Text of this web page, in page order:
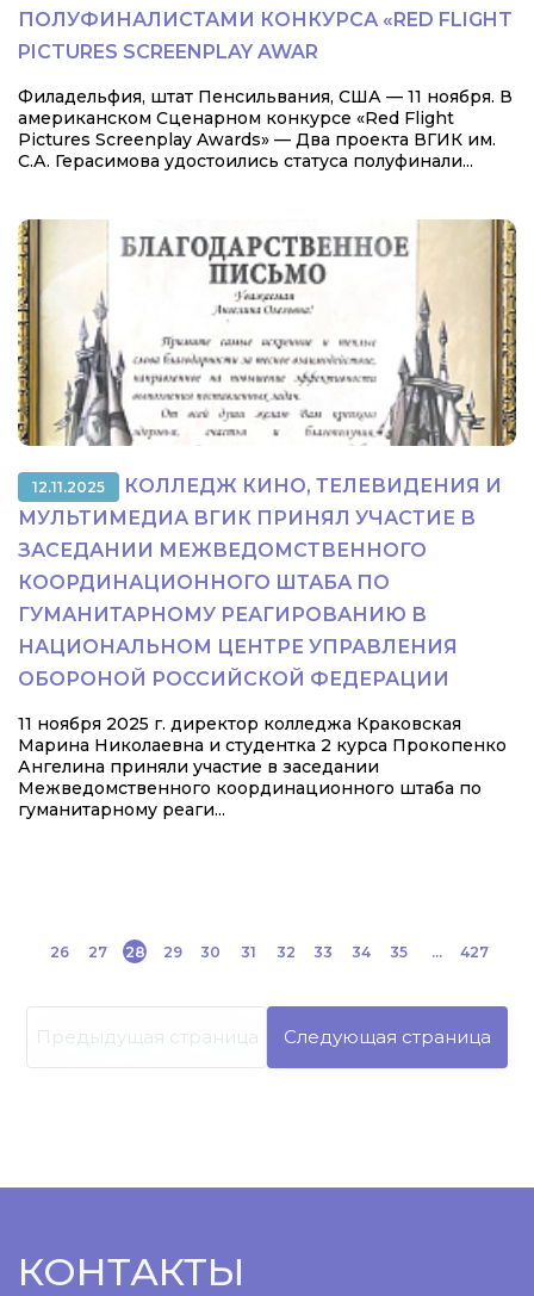
ПОЛУФИНАЛИСТАМИ КОНКУРСА «RED FLIGHT
PICTURES SCREENPLAY AWAR
Филадельфия, штат Пенсильвания, США — 11 ноября. В
американском Сценарном конкурсе «Red Flight
Pictures Screenplay Awards» — Два проекта ВГИК им.
С.А. Герасимова удостоились статуса полуфинали...
12.11.2025
КОЛЛЕДЖ КИНО, ТЕЛЕВИДЕНИЯ И
МУЛЬТИМЕДИА ВГИК ПРИНЯЛ УЧАСТИЕ В
ЗАСЕДАНИИ МЕЖВЕДОМСТВЕННОГО
КООРДИНАЦИОННОГО ШТАБА ПО
ГУМАНИТАРНОМУ РЕАГИРОВАНИЮ В
НАЦИОНАЛЬНОМ ЦЕНТРЕ УПРАВЛЕНИЯ
ОБОРОНОЙ РОССИЙСКОЙ ФЕДЕРАЦИИ
11 ноября 2025 г. директор колледжа Краковская
Марина Николаевна и студентка 2 курса Прокопенко
Ангелина приняли участие в заседании
Межведомственного координационного штаба по
гуманитарному реаги...
26 27 28 29 30 31 32 33 34 35 ... 427
Предыдущая страница Следующая страница
КОНТАКТЫ